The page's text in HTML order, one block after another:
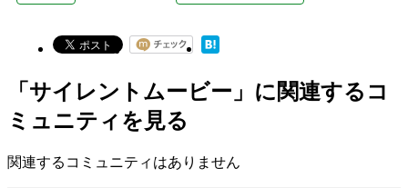
「サイレントムービー」に関連するコ
ミュニティを見る
関連するコミュニティはありません